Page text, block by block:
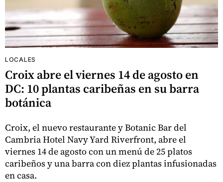
LOCALES
Croix abre el viernes 14 de agosto en
DC: 10 plantas caribeñas en su barra
botánica
Croix, el nuevo restaurante y Botanic Bar del
Cambria Hotel Navy Yard Riverfront, abre el
viernes 14 de agosto con un menú de 25 platos
caribeños y una barra con diez plantas infusionadas
en casa.